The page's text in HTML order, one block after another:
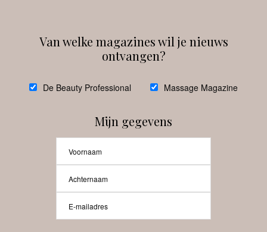
debeautyprofessional
Beauty-Pro.nl
Van welke magazines wil je nieuws
ontvangen?
De Beauty Professional Massage Magazine
Mijn gegevens